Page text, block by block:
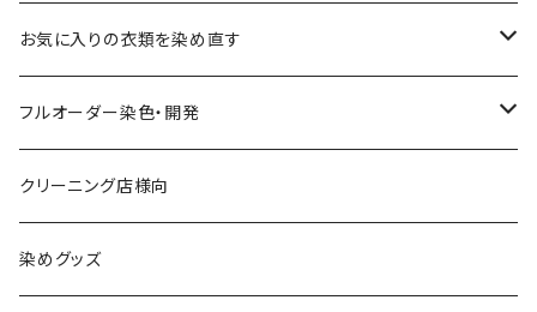
お気に入りの衣類を染め直す
綿系 100%
黒染め/Black
紺染め/Navy
綿90%以上+合成繊維
黒染め/Black
綿素材+合成繊維10%以上
フルオーダー染色・開発
カラーマッチング
特殊染色
クリーニング店様向
染めグッズ